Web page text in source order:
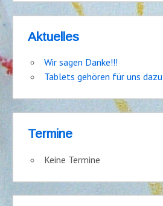
Aktuelles
Wir sagen Danke!!!
Tablets gehören für uns dazu
Termine
Keine Termine